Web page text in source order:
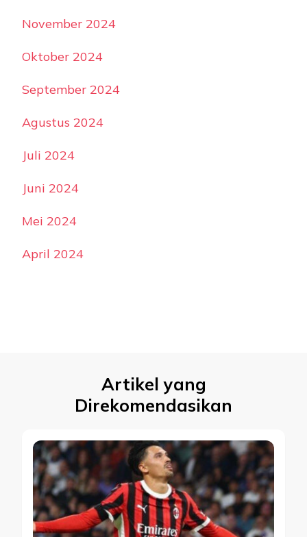
November 2024
Oktober 2024
September 2024
Agustus 2024
Juli 2024
Juni 2024
Mei 2024
April 2024
Artikel yang
Direkomendasikan